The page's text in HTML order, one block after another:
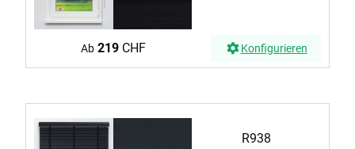
Ab 219CHF Konfigurieren
R938